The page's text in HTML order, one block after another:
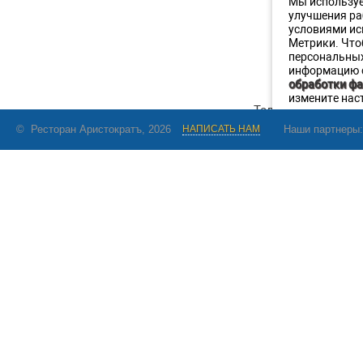
© Ресторан Аристократъ, 2026 НАПИСАТЬ НАМ Наши партнеры:
улучшения
условиями
Метрики.
информацию
обработки
измените